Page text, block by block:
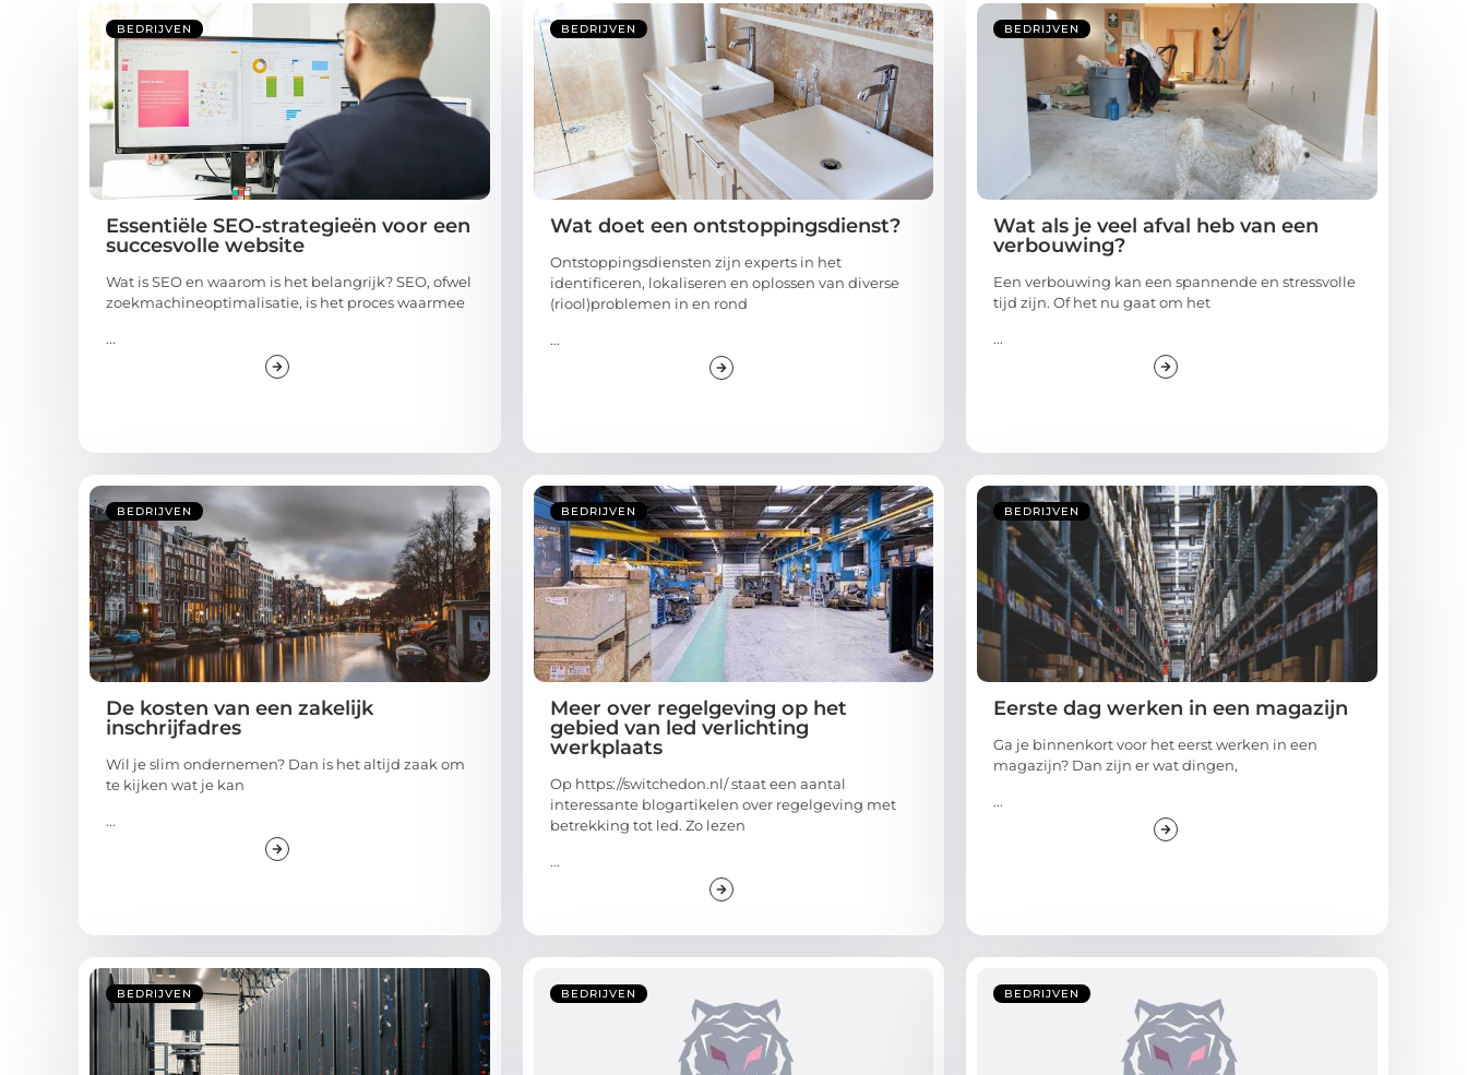
BEDRIJVEN
Essentiële SEO-strategieën voor een
succesvolle website
Wat is SEO en waarom is het belangrijk? SEO, ofwel
zoekmachineoptimalisatie, is het proces waarmee
...
BEDRIJVEN
Wat doet een ontstoppingsdienst?
Ontstoppingsdiensten zijn experts in het
identificeren, lokaliseren en oplossen van diverse
(riool)problemen in en rond
...
BEDRIJVEN
Wat als je veel afval heb van een
verbouwing?
Een verbouwing kan een spannende en stressvolle
tijd zijn. Of het nu gaat om het
...
BEDRIJVEN
De kosten van een zakelijk
inschrijfadres
Wil je slim ondernemen? Dan is het altijd zaak om
te kijken wat je kan
...
BEDRIJVEN
Meer over regelgeving op het
gebied van led verlichting
werkplaats
Op https://switchedon.nl/ staat een aantal
interessante blogartikelen over regelgeving met
betrekking tot led. Zo lezen
...
BEDRIJVEN
Eerste dag werken in een magazijn
Ga je binnenkort voor het eerst werken in een
magazijn? Dan zijn er wat dingen,
...
BEDRIJVEN BEDRIJVEN BEDRIJVEN